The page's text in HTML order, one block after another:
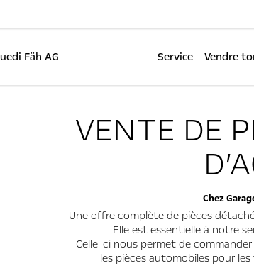
Fäh AG Service Vendre
VENTE DE
Chez
Une offre complète de pièces
Elle est essentielle à notre
Celle-ci nous permet de
les pièces automobiles pour